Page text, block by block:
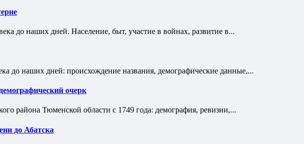
до наших дней. Население, быт, участие в войнах, развитие в...
до наших дней: происхождение названия, демографические данные,...
очерк
района Тюменской области с 1749 года: демография, ревизии,...
до Абатска